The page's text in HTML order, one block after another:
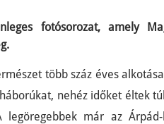
fotósorozat, amely
több száz éves
nehéz időket éltek
legöregebbek már az